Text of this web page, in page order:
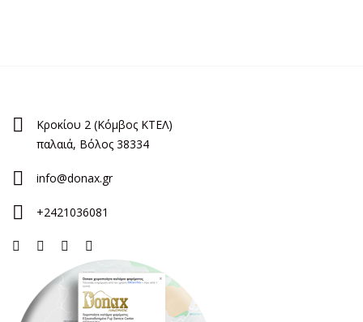
Κροκίου 2 (Κόμβος ΚΤΕΛ)
παλαιά, Βόλος 38334
info@donax.gr
+2421036081